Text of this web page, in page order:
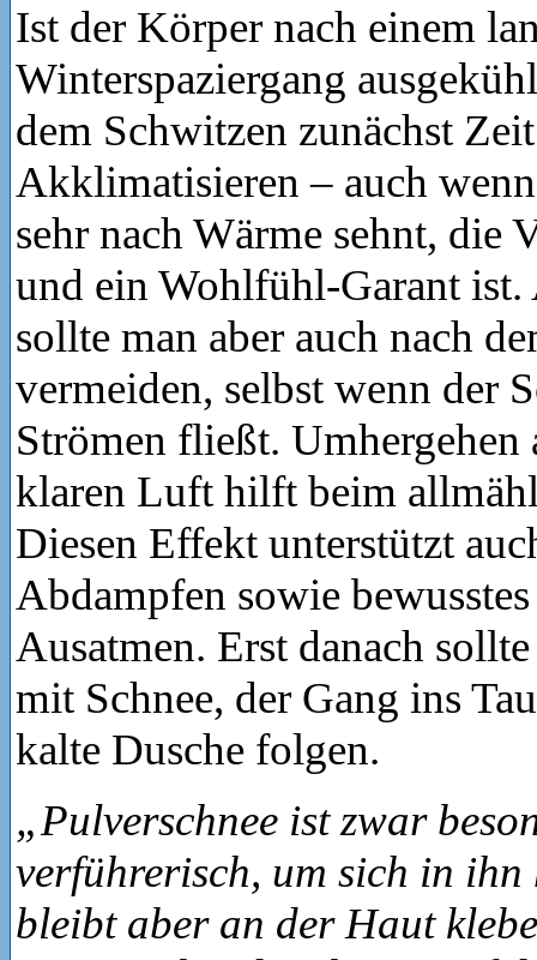
Ist der Körper nach einem
Winterspaziergang
dem Schwitzen zunächst
Akklimatisieren – auch
sehr nach Wärme sehnt, die
und ein Wohlfühl-Garant ist.
sollte man aber auch nach
vermeiden, selbst wenn der
Strömen fließt. Umhergehen
klaren Luft hilft beim
Diesen Effekt unterstützt
Abdampfen sowie
Ausatmen. Erst danach
mit Schnee, der Gang ins
kalte Dusche folgen.
„Pulverschnee ist zwar
verführerisch, um sich in ihn
bleibt aber an der Haut